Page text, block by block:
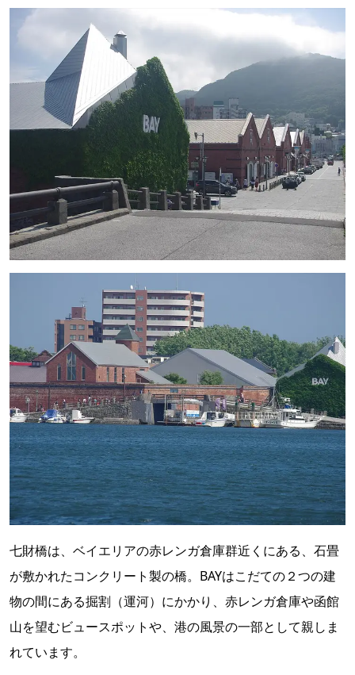
七財橋は、ベイエリアの赤レンガ倉庫群近くにある、石畳
が敷かれたコンクリート製の橋。BAYはこだての２つの建
物の間にある掘割（運河）にかかり、赤レンガ倉庫や函館
山を望むビュースポットや、港の風景の一部として親しま
れています。